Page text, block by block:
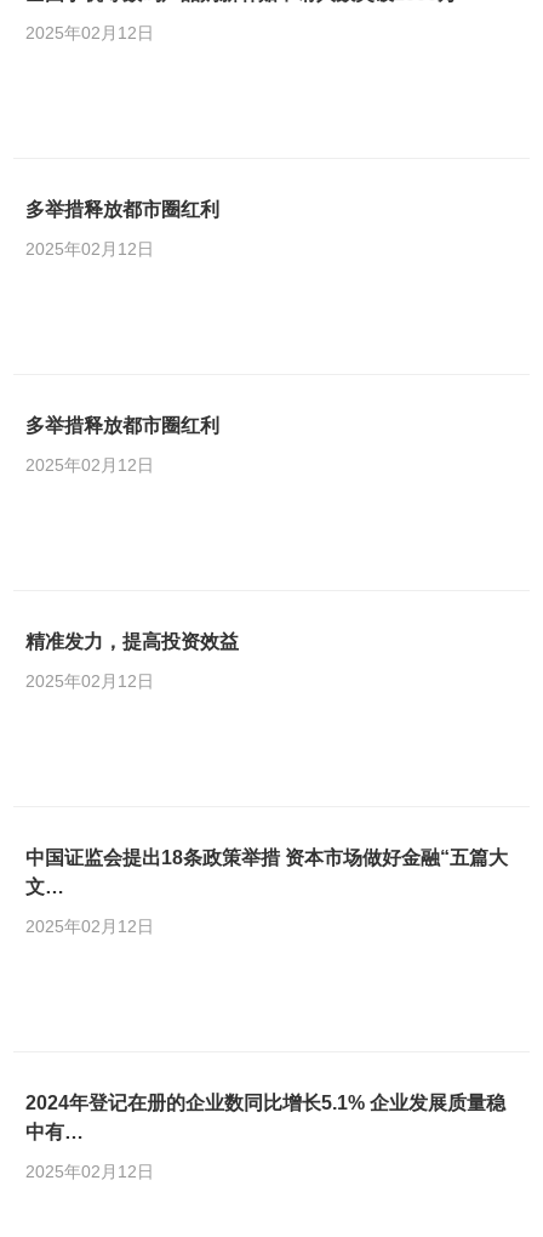
2025年02月12日
多举措释放都市圈红利
2025年02月12日
多举措释放都市圈红利
2025年02月12日
精准发力，提高投资效益
2025年02月12日
中国证监会提出18条政策举措 资本市场做好金融“五篇大
文…
2025年02月12日
2024年登记在册的企业数同比增长5.1% 企业发展质量稳
中有…
2025年02月12日